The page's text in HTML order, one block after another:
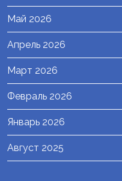
Май 2026
Апрель 2026
Март 2026
Февраль 2026
Январь 2026
Август 2025